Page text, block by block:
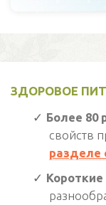
л
м
,
ЗДОРОВОЕ
Более 80
свойств
разделе